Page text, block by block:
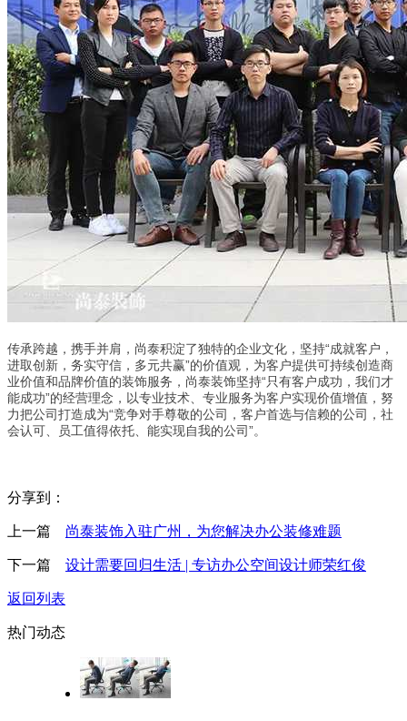
传承跨越，携手并肩，尚泰积淀了独特的企业文化，坚持“成就客户，
进取创新，务实守信，多元共赢”的价值观，为客户提供可持续创造商
业价值和品牌价值的装饰服务，尚泰装饰坚持“只有客户成功，我们才
能成功”的经营理念，以专业技术、专业服务为客户实现价值增值，努
力把公司打造成为“竞争对手尊敬的公司，客户首选与信赖的公司，社
会认可、员工值得依托、能实现自我的公司”。
分享到：
上一篇 尚泰装饰入驻广州，为您解决办公装修难题
下一篇 设计需要回归生活 | 专访办公空间设计师荣红俊
返回列表
热门动态